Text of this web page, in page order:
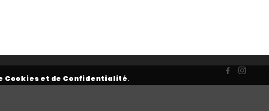
Cookies et de Confidentialité.